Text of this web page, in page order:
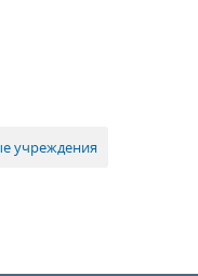
учреждения